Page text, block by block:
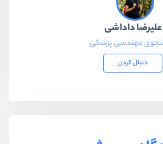
علیرضا داداشی
مهندسی پزشکی
دنبال کردن